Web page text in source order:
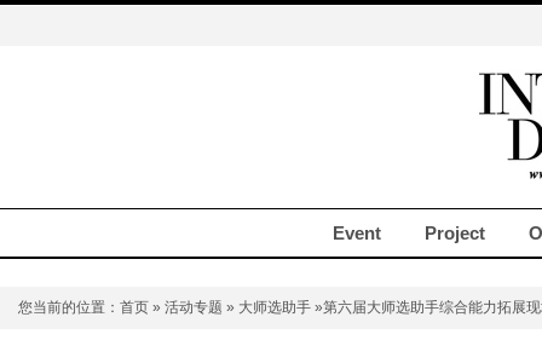
Event Project
您当前的位置： 首页 » 活动专题 » 大师选助手 »第六届大师选助手综合能力拓展